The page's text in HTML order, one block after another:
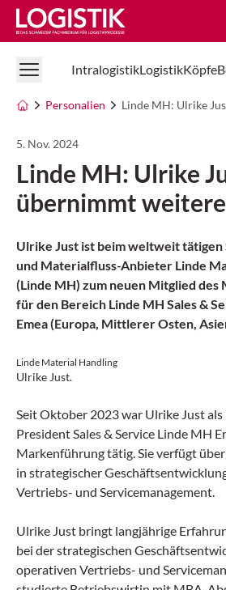
Logistik Online
IntralogistikLogistikKöpfe
Personalien
5. Nov. 2024
Linde MH: Ulrike
übernimmt
Ulrike Just ist beim weltweit
und Materialfluss-Anbieter Linde
(Linde MH) zum neuen Mitglied des
für den Bereich Linde MH Sales &
Emea (Europa, Mittlerer Osten,
Linde Material Handling
Ulrike Just.
Seit Oktober 2023 war Ulrike Just als
President Sales & Service Linde MH
Markenführung tätig. Sie verfügt
in strategischer
Vertriebs- und Servicemanagement.
Ulrike Just bringt langjährige
bei der strategischen
operativen Vertriebs- und